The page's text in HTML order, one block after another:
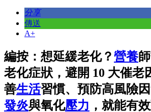
分享
傳送
A+
編按：想延緩老化？營養
老化症狀，避開 10 大催老
善生活習慣、預防高風險
發炎與氧化壓力 ，就能有